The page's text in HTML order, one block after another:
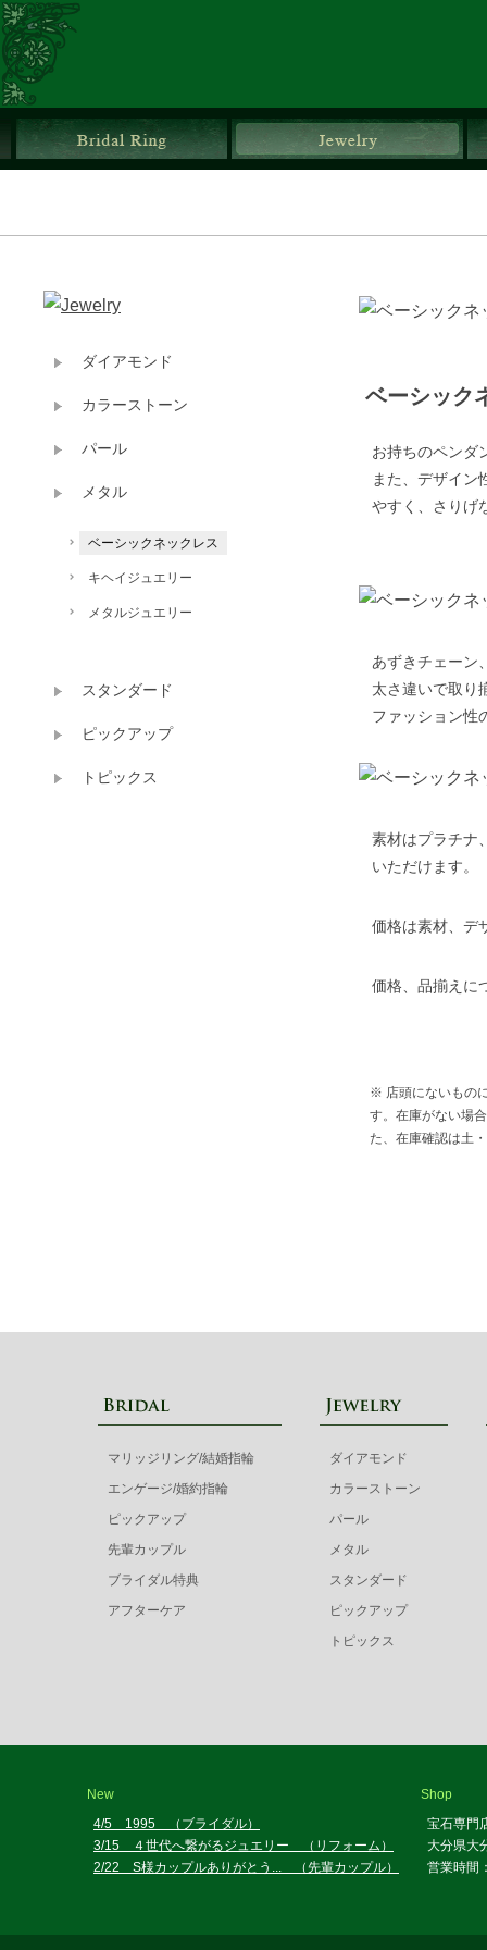
ブライダルリング
ベーシック
お持ちのペンダ
また、デザイン
やすく、さりげ
あずきチェーン
太さ違いで取り
ファッション性
素材はプラチナ
いただけます。
価格は素材、デ
価格、品揃えに
※ 店頭にないもの
す。在庫がない場
た、在庫確認は土
ダイアモンド
カラーストーン
パール
メタル
ベーシックネックレス
キヘイジュエリー
メタルジュエリー
スタンダード
ピックアップ
トピックス
マリッジリング/結婚指輪
エンゲージ/婚約指輪
ピックアップ
先輩カップル
ブライダル特典
アフターケア
ダイアモンド
カラーストーン
パール
メタル
スタンダード
ピックアップ
トピックス
New
4/5 1995 （ブライダル）
3/15 ４世代へ繋がるジュエリー （リフォーム）
2/22 S様カップルありがとう... （先輩カップル）
Shop
宝石専門
大分県大
営業時間